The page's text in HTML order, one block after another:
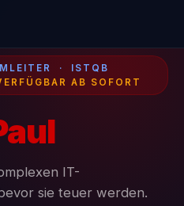
· ISTQB
AB SOFORT
IT-
sie teuer werden.